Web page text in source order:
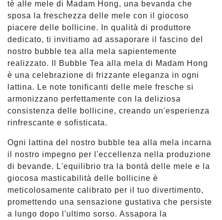
tè alle mele di Madam Hong, una bevanda che
sposa la freschezza delle mele con il giocoso
piacere delle bollicine. In qualità di produttore
dedicato, ti invitiamo ad assaporare il fascino del
nostro bubble tea alla mela sapientemente
realizzato. Il Bubble Tea alla mela di Madam Hong
è una celebrazione di frizzante eleganza in ogni
lattina. Le note tonificanti delle mele fresche si
armonizzano perfettamente con la deliziosa
consistenza delle bollicine, creando un'esperienza
rinfrescante e sofisticata.
Ogni lattina del nostro bubble tea alla mela incarna
il nostro impegno per l'eccellenza nella produzione
di bevande. L'equilibrio tra la bontà delle mele e la
giocosa masticabilità delle bollicine è
meticolosamente calibrato per il tuo divertimento,
promettendo una sensazione gustativa che persiste
a lungo dopo l'ultimo sorso. Assapora la